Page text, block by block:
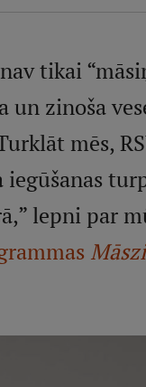
tikai
zinoša
mēs,
iegūšanas
lepni par